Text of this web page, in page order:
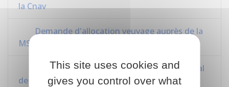
la Cnav
Demande d'allocation veuvage auprès de la
MSA
Demande de capital décès - Régime général
de la Sécurité sociale
This site uses cookies and
gives you control over what